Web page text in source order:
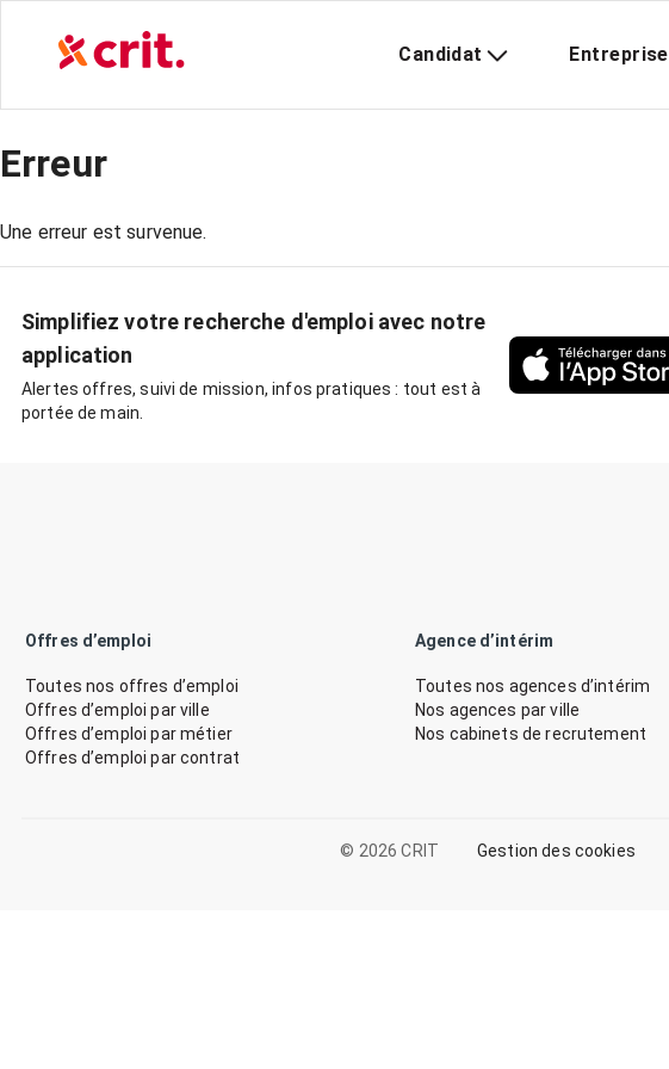
Candidat Entreprise
Erreur
Une erreur est survenue.
Simplifiez votre recherche d'emploi avec notre
application
Alertes offres, suivi de mission, infos pratiques : tout est à
portée de main.
Offres d’emploi
Toutes nos offres d’emploi
Offres d’emploi par ville
Offres d’emploi par métier
Offres d’emploi par contrat
Agence d’intérim
Toutes nos agences d’intérim
Nos agences par ville
Nos cabinets de recrutement
© 2026 CRIT Gestion des cookies